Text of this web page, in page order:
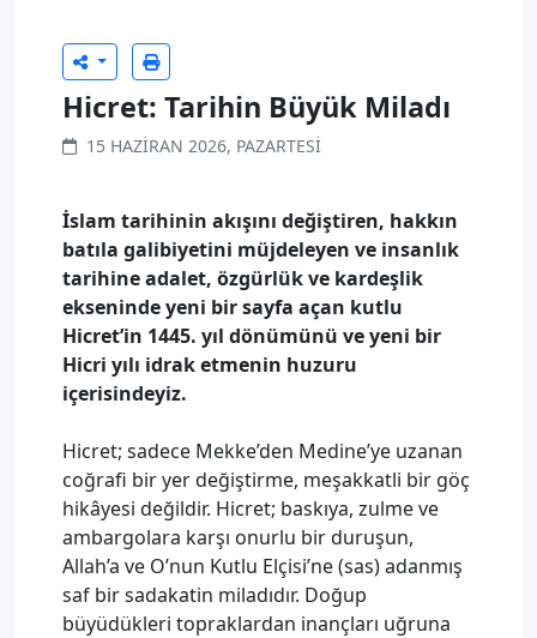
Hicret: Tarihin Büyük Miladı
15 HAZIRAN 2026, PAZARTESI
İslam tarihinin akışını değiştiren, hakkın
batıla galibiyetini müjdeleyen ve insanlık
tarihine adalet, özgürlük ve kardeşlik
ekseninde yeni bir sayfa açan kutlu
Hicret’in 1445. yıl dönümünü ve yeni bir
Hicri yılı idrak etmenin huzuru
içerisindeyiz.
Hicret; sadece Mekke’den Medine’ye uzanan
coğrafi bir yer değiştirme, meşakkatli bir göç
hikâyesi değildir. Hicret; baskıya, zulme ve
ambargolara karşı onurlu bir duruşun,
Allah’a ve O’nun Kutlu Elçisi’ne (sas) adanmış
saf bir sadakatin miladıdır. Doğup
büyüdükleri topraklardan inançları uğruna